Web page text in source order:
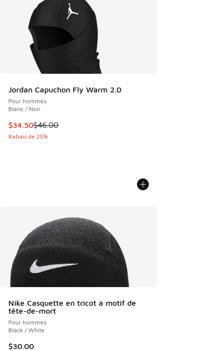
Jordan Capuchon Fly Warm 2.0
Pour hommes
Blanc / Noir
Cet article est en solde. Le prix est passé de $46.00 à
$34.50$46.00
Rabais de 25%
Nike Casquette en tricot à motif de
tête-de-mort
Pour hommes
Black / White
$30.00